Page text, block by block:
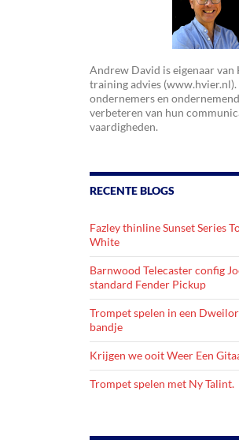
Andrew David is eigenaar van
training advies
ondernemers en
verbeteren van hun
vaardigheden.
RECENTE BLOGS
Fazley thinline Sunset Series
White
Barnwood Telecaster config
standard Fender Pickup
Trompet spelen in een
bandje
Krijgen we ooit Weer Een
Trompet spelen met Ny Talint.